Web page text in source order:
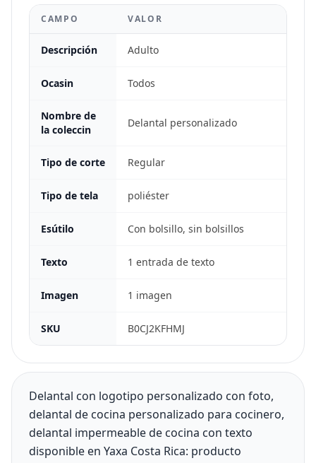
CAMPO VALOR
Descripción Adulto
Ocasin Todos
Nombre de
la coleccin
Delantal personalizado
Tipo de corte Regular
Tipo de tela poliéster
Esútilo Con bolsillo, sin bolsillos
Texto 1 entrada de texto
Imagen 1 imagen
SKU B0CJ2KFHMJ
Delantal con logotipo personalizado con foto,
delantal de cocina personalizado para cocinero,
delantal impermeable de cocina con texto
disponible en Yaxa Costa Rica: producto